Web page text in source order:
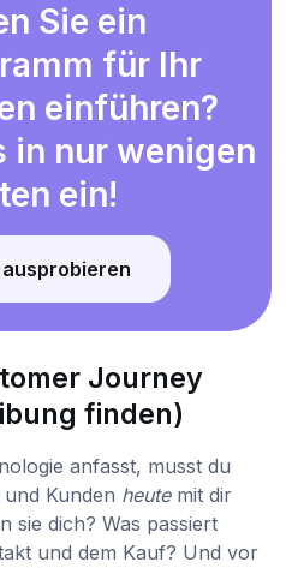
Sie ein
für Ihr
einführen?
in nur wenigen
ein!
Journey
finden)
anfasst, musst du
Kunden heutemit dir
sie dich? Was passiert
und dem Kauf? Und vor